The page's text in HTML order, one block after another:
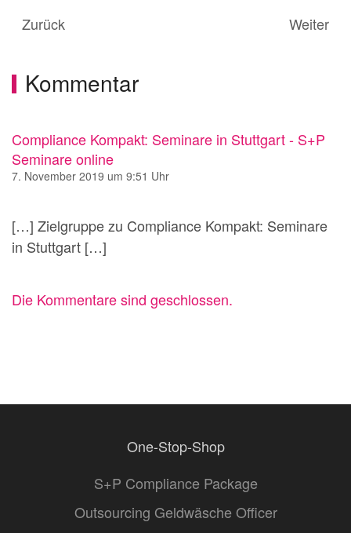
Zurück Weiter
Kommentar
Compliance Kompakt: Seminare in Stuttgart - S+P
Seminare online
7. November 2019 um 9:51 Uhr
[…] Zielgruppe zu Compliance Kompakt: Seminare
in Stuttgart […]
Die Kommentare sind geschlossen.
One-Stop-Shop
S+P Compliance Package
Outsourcing Geldwäsche Officer